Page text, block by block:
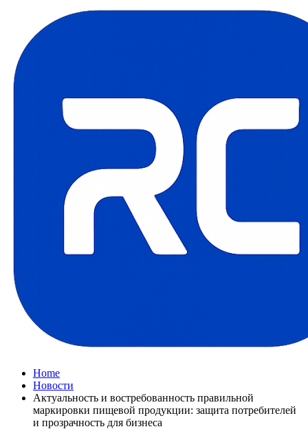
Home
Новости
Актуальность и востребованность правильной
маркировки пищевой продукции: защита потребителей
и прозрачность для бизнеса